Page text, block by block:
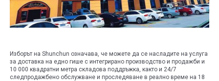
Изборът на Shunchun означава, че можете да се насладите на услуга
за доставка на едно гише с интегрирано производство и продажби и
10 000 квадратни метра складова поддръжка, както и 24/7
следпродажбено обслужване и проследяване в реално време на 18